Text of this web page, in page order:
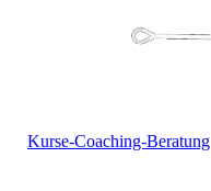
Kurse-Coaching-Beratung